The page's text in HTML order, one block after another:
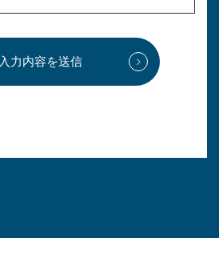
入力内容を送信